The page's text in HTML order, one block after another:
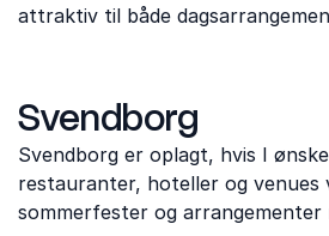
attraktiv til både
Svendborg
Svendborg er oplagt, hvis I
restauranter, hoteller og
sommerfester og arrangementer